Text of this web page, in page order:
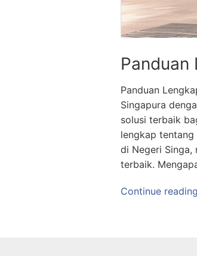
Panduan
Panduan
Singapura
solusi terbaik
lengkap tentang
di Negeri Singa,
terbaik.
Continue